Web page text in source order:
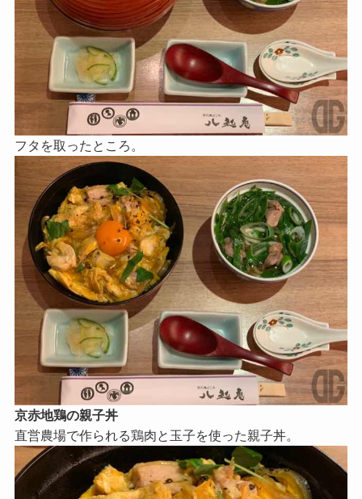
フタを取ったところ。
京赤地鶏の親子丼
直営農場で作られる鶏肉と玉子を使った親子丼。